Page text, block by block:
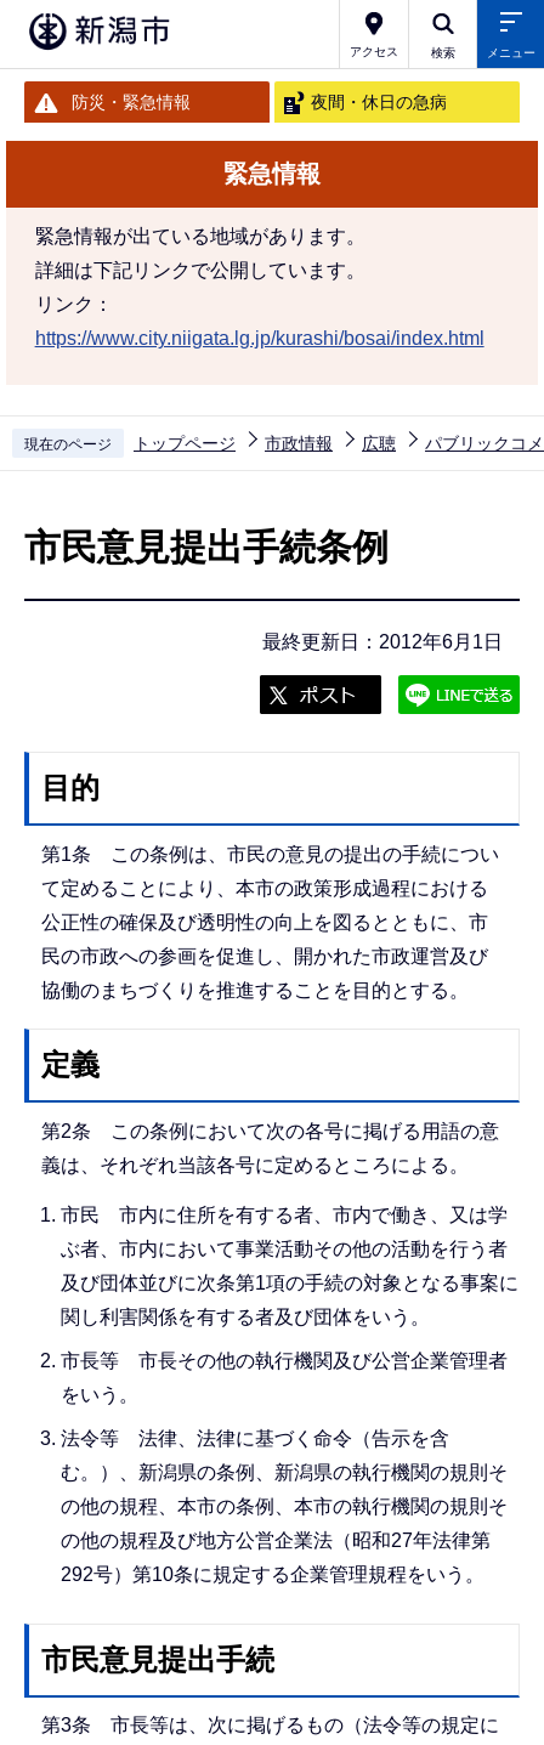
アクセス 検索 メニュー
防災・緊急情報 夜間・休日の急病
緊急情報
緊急情報が出ている地域があります。
詳細は下記リンクで公開しています。
リンク：
https://www.city.niigata.lg.jp/kurashi/bosai/index.html
現在のページ トップページ 市政情報 広聴 パブリックコ
市民意見提出手続条例
最終更新日：2012年6月1日
目的
第1条 この条例は、市民の意見の提出の手続につい
て定めることにより、本市の政策形成過程における
公正性の確保及び透明性の向上を図るとともに、市
民の市政への参画を促進し、開かれた市政運営及び
協働のまちづくりを推進することを目的とする。
定義
第2条 この条例において次の各号に掲げる用語の意
義は、それぞれ当該各号に定めるところによる。
市民 市内に住所を有する者、市内で働き、又は学
ぶ者、市内において事業活動その他の活動を行う者
及び団体並びに次条第1項の手続の対象となる事案に
関し利害関係を有する者及び団体をいう。
市長等 市長その他の執行機関及び公営企業管理者
をいう。
法令等 法律、法律に基づく命令（告示を含
む。）、新潟県の条例、新潟県の執行機関の規則そ
の他の規程、本市の条例、本市の執行機関の規則そ
の他の規程及び地方公営企業法（昭和27年法律第
292号）第10条に規定する企業管理規程をいう。
市民意見提出手続
第3条 市長等は、次に掲げるもの（法令等の規定に